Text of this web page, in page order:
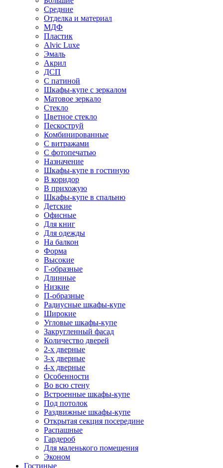
Средние
Отделка и материал
МДФ
Пластик
Alvic Luxe
Эмаль
Акрил
ДСП
С патиной
Шкафы-купе с зеркалом
Матовое зеркало
Стекло
Цветное стекло
Пескоструй
Комбинированные
С витражами
С фотопечатью
Назначение
Шкафы-купе в гостиную
В коридор
В прихожую
Шкафы-купе в спальню
Детские
Офисные
Для книг
Для одежды
На балкон
Форма
Высокие
Г-образные
Длинные
Низкие
П-образные
Радиусные шкафы-купе
Широкие
Угловые шкафы-купе
Закругленный фасад
Количество дверей
2-х дверные
3-х дверные
4-х дверные
Особенности
Во всю стену
Встроенные шкафы-купе
Под потолок
Раздвижные шкафы-купе
Открытая секция посередине
Распашные
Гардероб
Для маленького помещения
Эконом
Гостиные